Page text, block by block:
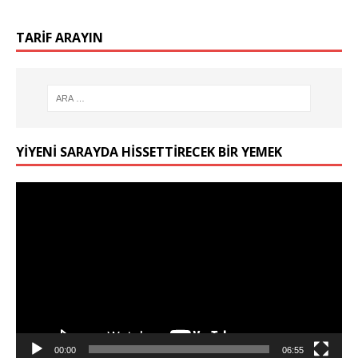
TARIF ARAYIN
YIYENI SARAYDA HISSETTIRECEK BIR YEMEK
00:00 06:55